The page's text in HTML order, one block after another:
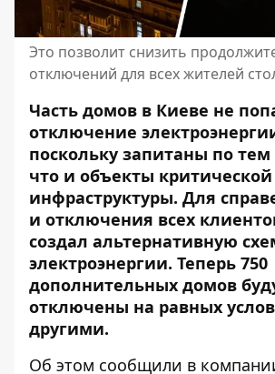
Это позволит снизить
отключений для всех жителей
Часть домов в Киеве не
отключение
поскольку запитаны по
что и объекты критической
инфраструктуры. Для
и отключения всех
создал альтернативную
электроэнергии. Теперь 750
дополнительных домов
отключены на равных
другими.
Об этом сообщили в